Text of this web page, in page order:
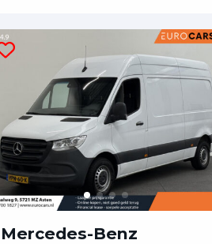
Mercedes-Benz